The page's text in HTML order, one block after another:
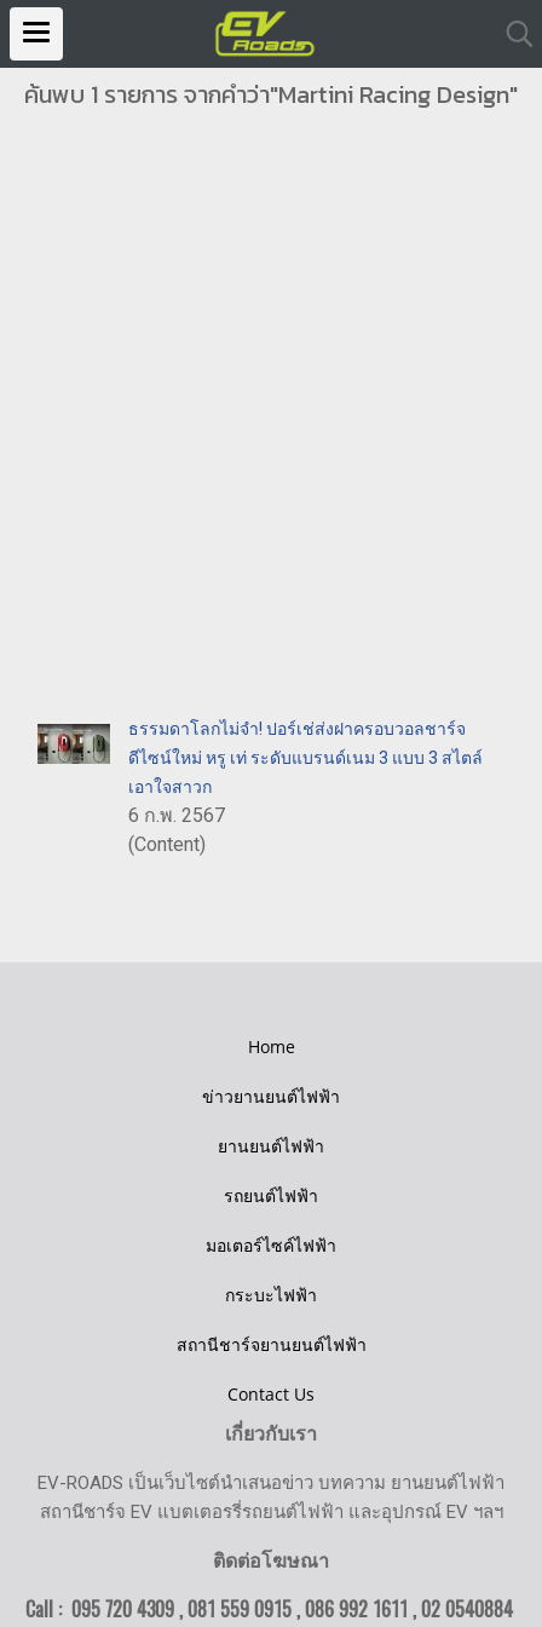
ค้นพบ 1 รายการ จากคำว่า"Martini Racing Design"
ธรรมดาโลกไม่จำ! ปอร์เช่ส่งฝาครอบวอลชาร์จ
ดีไซน์ใหม่ หรู เท่ ระดับแบรนด์เนม 3 แบบ 3 สไตล์
เอาใจสาวก
6 ก.พ. 2567
(Content)
Home
ข่าวยานยนต์ไฟฟ้า
ยานยนต์ไฟฟ้า
รถยนต์ไฟฟ้า
มอเตอร์ไซค์ไฟฟ้า
กระบะไฟฟ้า
สถานีชาร์จยานยนต์ไฟฟ้า
Contact Us
เกี่ยวกับเรา
EV-ROADS เป็นเว็บไซต์นำเสนอข่าว บทความ ยานยนต์ไฟฟ้า
สถานีชาร์จ EV แบตเตอรรี่รถยนต์ไฟฟ้า และอุปกรณ์ EV ฯลฯ
ติดต่อโฆษณา
Call : 095 720 4309 , 081 559 0915 , 086 992 1611 ,02 0540884